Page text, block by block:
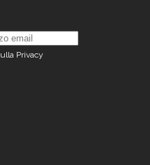
Privacy